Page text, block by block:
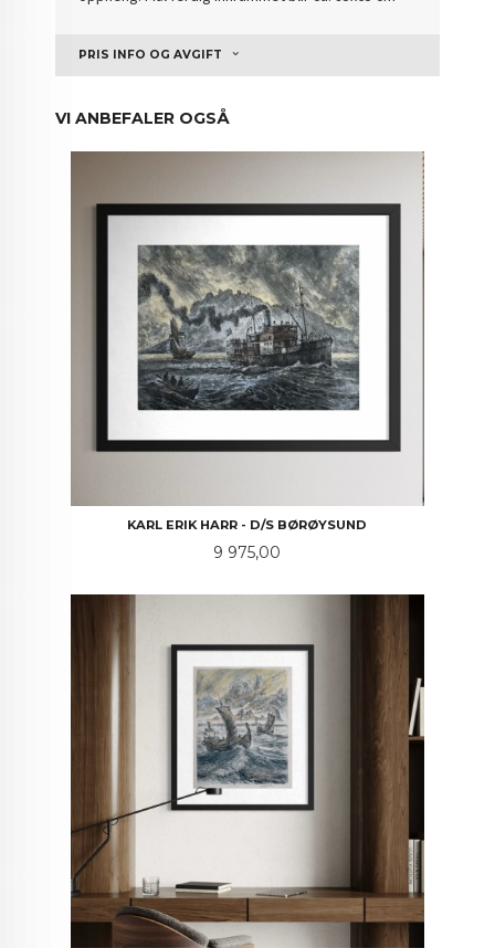
PRIS INFO OG AVGIFT
VI ANBEFALER OGSÅ
KARL ERIK HARR - D/S BØRØYSUND
Pris
9 975,00